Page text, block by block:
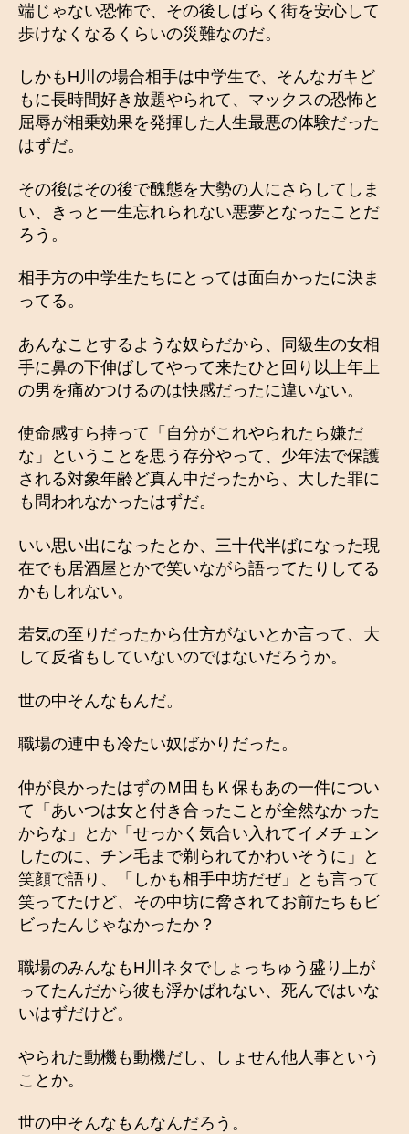
端じゃない恐怖で、その後しばらく街を安心して
歩けなくなるくらいの災難なのだ。
しかもH川の場合相手は中学生で、そんなガキど
もに長時間好き放題やられて、マックスの恐怖と
屈辱が相乗効果を発揮した人生最悪の体験だった
はずだ。
その後はその後で醜態を大勢の人にさらしてしま
い、きっと一生忘れられない悪夢となったことだ
ろう。
相手方の中学生たちにとっては面白かったに決ま
ってる。
あんなことするような奴らだから、同級生の女相
手に鼻の下伸ばしてやって来たひと回り以上年上
の男を痛めつけるのは快感だったに違いない。
使命感すら持って「自分がこれやられたら嫌だ
な」ということを思う存分やって、少年法で保護
される対象年齢ど真ん中だったから、大した罪に
も問われなかったはずだ。
いい思い出になったとか、三十代半ばになった現
在でも居酒屋とかで笑いながら語ってたりしてる
かもしれない。
若気の至りだったから仕方がないとか言って、大
して反省もしていないのではないだろうか。
世の中そんなもんだ。
職場の連中も冷たい奴ばかりだった。
仲が良かったはずのＭ田もＫ保もあの一件につい
て「あいつは女と付き合ったことが全然なかった
からな」とか「せっかく気合い入れてイメチェン
したのに、チン毛まで剃られてかわいそうに」と
笑顔で語り、「しかも相手中坊だぜ」とも言って
笑ってたけど、その中坊に脅されてお前たちもビ
ビったんじゃなかったか？
職場のみんなもH川ネタでしょっちゅう盛り上が
ってたんだから彼も浮かばれない、死んではいな
いはずだけど。
やられた動機も動機だし、しょせん他人事という
ことか。
世の中そんなもんなんだろう。